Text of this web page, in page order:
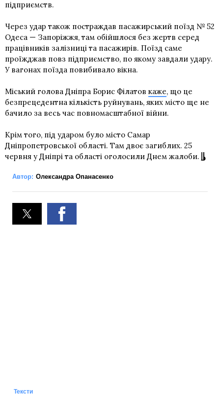
підприємств.
Через удар також постраждав пасажирський поїзд № 52
Одеса — Запоріжжя, там обійшлося без жертв серед
працівників залізниці та пасажирів. Поїзд саме
проїжджав повз підприємство, по якому завдали удару.
У вагонах поїзда повибивало вікна.
Міський голова Дніпра Борис Філатов каже, що це
безпрецедентна кількість руйнувань, яких місто ще не
бачило за весь час повномасштабної війни.
Крім того, під ударом було місто Самар
Дніпропетровської області. Там двоє загиблих. 25
червня у Дніпрі та області оголосили Днем жалоби.
Автор: Олександра Опанасенко